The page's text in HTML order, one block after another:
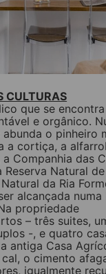
CULTURAS
que se
e orgânico.
o pinheiro
a cortiça, a
Companhia das
Reserva Natural
da Ria
alcançada numa
propriedade
– três suites,
-, e quatro
antiga Casa
o cimento
igualmente